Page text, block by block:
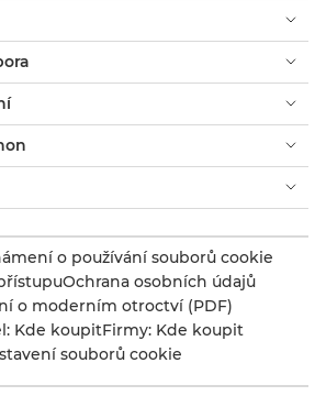
o používání souborů cookie
Ochrana osobních údajů
o moderním otroctví (PDF)
Kde koupitFirmy: Kde koupit
souborů cookie